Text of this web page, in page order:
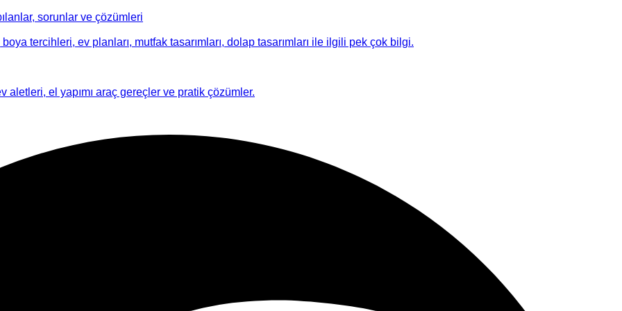
sorunlar ve çözümleri
tercihleri, ev planları, mutfak tasarımları, dolap tasarımları ile ilgili pek çok bilgi.
el yapımı araç gereçler ve pratik çözümler.